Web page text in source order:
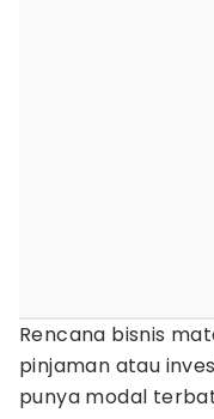
Rencana bisnis
pinjaman atau
punya modal